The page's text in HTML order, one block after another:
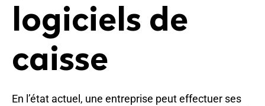
logiciels de
caisse
En l’état actuel, une entreprise peut effectuer ses